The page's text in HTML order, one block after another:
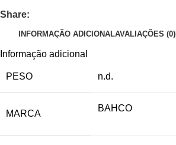
Share:
INFORMAÇÃO ADICIONALAVALIAÇÕES (0)
Informação adicional
PESO n.d.
MARCA
BAHCO